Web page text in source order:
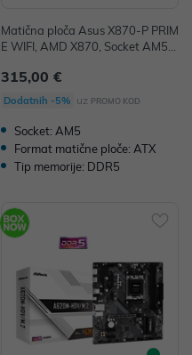
Matična ploča Asus X870-P PRIM
E WIFI, AMD X870, Socket AM5,
315,00 €
Dodatnih -5% uz PROMO KOD
Socket: AM5
Format matične ploče: ATX
Tip memorije: DDR5